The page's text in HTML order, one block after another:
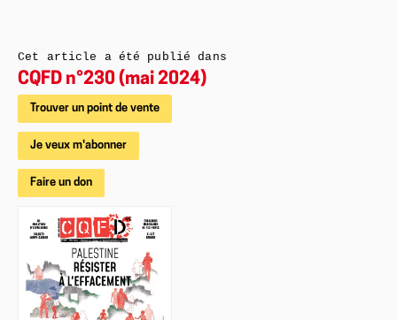
Cet article a été publié dans
CQFD n°230 (mai 2024)
Trouver un point de vente
Je veux m'abonner
Faire un don